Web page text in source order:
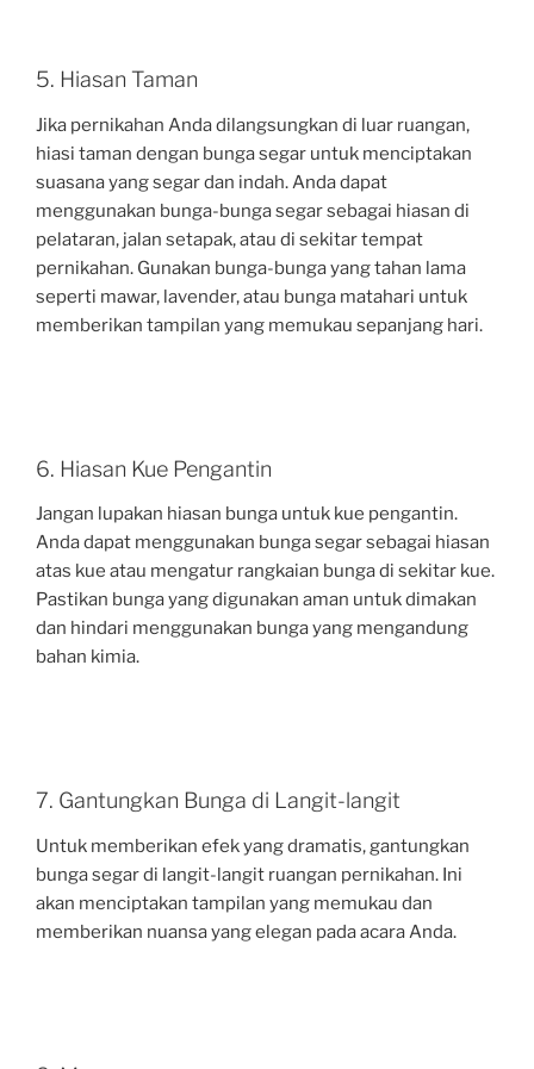
5. Hiasan Taman
Jika pernikahan Anda dilangsungkan di luar ruangan,
hiasi taman dengan bunga segar untuk menciptakan
suasana yang segar dan indah. Anda dapat
menggunakan bunga-bunga segar sebagai hiasan di
pelataran, jalan setapak, atau di sekitar tempat
pernikahan. Gunakan bunga-bunga yang tahan lama
seperti mawar, lavender, atau bunga matahari untuk
memberikan tampilan yang memukau sepanjang hari.
6. Hiasan Kue Pengantin
Jangan lupakan hiasan bunga untuk kue pengantin.
Anda dapat menggunakan bunga segar sebagai hiasan
atas kue atau mengatur rangkaian bunga di sekitar kue.
Pastikan bunga yang digunakan aman untuk dimakan
dan hindari menggunakan bunga yang mengandung
bahan kimia.
7. Gantungkan Bunga di Langit-langit
Untuk memberikan efek yang dramatis, gantungkan
bunga segar di langit-langit ruangan pernikahan. Ini
akan menciptakan tampilan yang memukau dan
memberikan nuansa yang elegan pada acara Anda.